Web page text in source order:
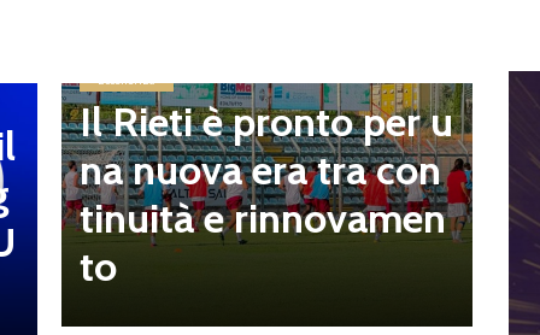
Eccellenza
Il Rieti è pronto per u
na nuova era tra con
tinuità e rinnovamen
to